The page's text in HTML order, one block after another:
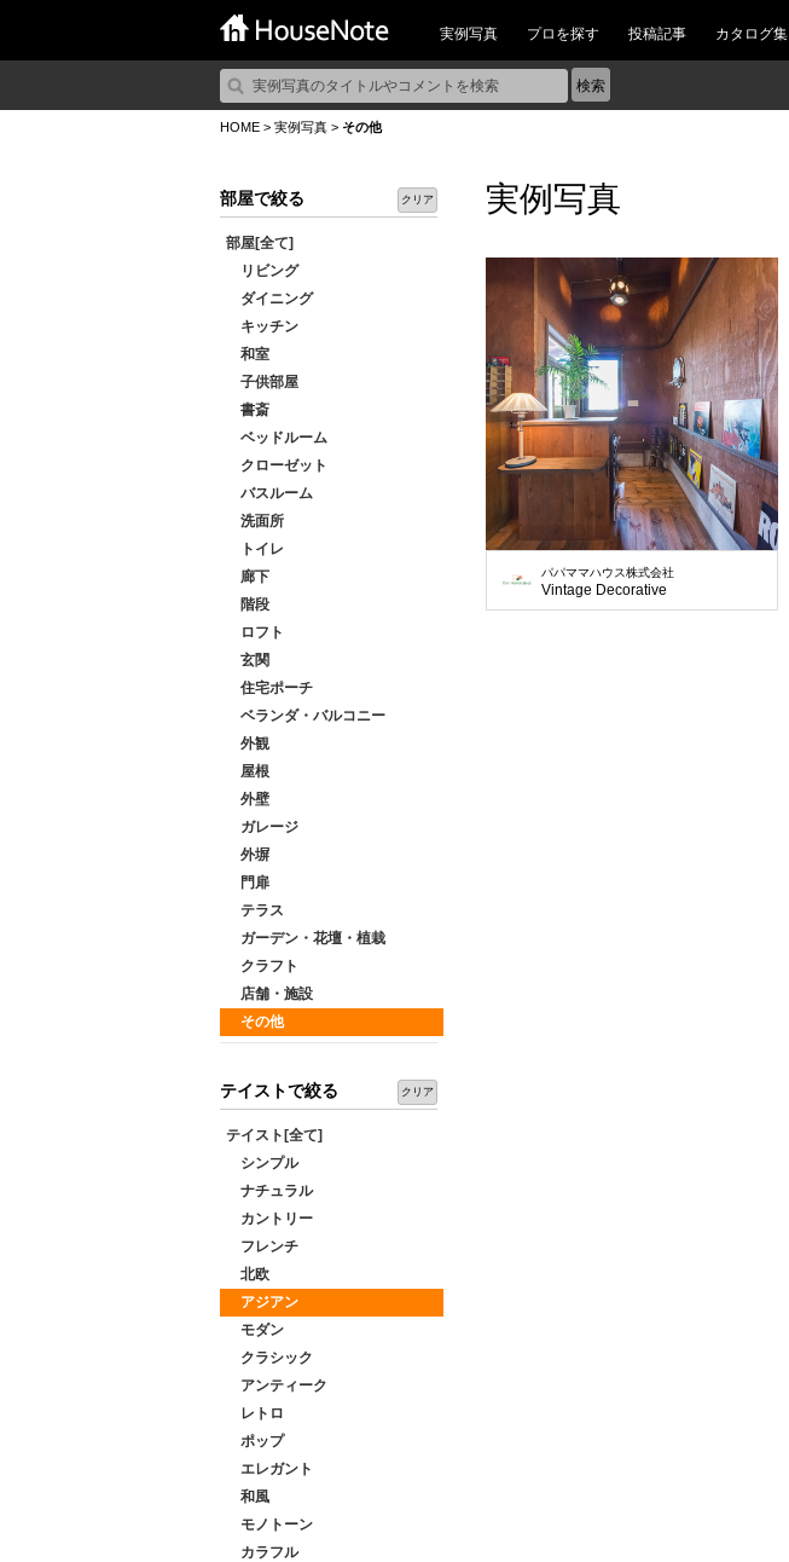
実例写真 プロを探す 投稿記事 カタログ集
HOME > 実例写真 > その他
部屋で絞る クリア
部屋[全て]
リビング
ダイニング
キッチン
和室
子供部屋
書斎
ベッドルーム
クローゼット
バスルーム
洗面所
トイレ
廊下
階段
ロフト
玄関
住宅ポーチ
ベランダ・バルコニー
外観
屋根
外壁
ガレージ
外塀
門扉
テラス
ガーデン・花壇・植栽
クラフト
店舗・施設
その他
テイストで絞る クリア
テイスト[全て]
シンプル
ナチュラル
カントリー
フレンチ
北欧
アジアン
モダン
クラシック
アンティーク
レトロ
ポップ
エレガント
和風
モノトーン
カラフル
実例写真
パパママハウス株式会社
Vintage Decorative